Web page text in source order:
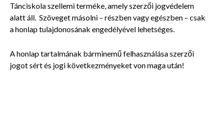
Tánciskola szellemi terméke, amely szerzői jogvédelem
alatt áll. Szöveget másolni – részben vagy egészben – csak
a honlap tulajdonosának engedélyével lehetséges.
A honlap tartalmának bárminemű felhasználása szerzői
jogot sért és jogi következményeket von maga után!